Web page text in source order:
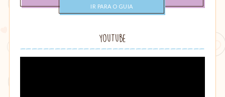
YouTube